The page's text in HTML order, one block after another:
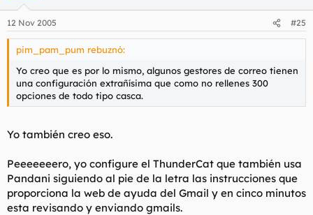
12 Nov 2005 #25
pim_pam_pum rebuznó:
Yo creo que es por lo mismo, algunos gestores de correo tienen
una configuración extrañísima que como no rellenes 300
opciones de todo tipo casca.
Yo también creo eso.
Peeeeeeero, yo configure el ThunderCat que también usa
Pandani siguiendo al pie de la letra las instrucciones que
proporciona la web de ayuda del Gmail y en cinco minutos
esta revisando y enviando gmails.